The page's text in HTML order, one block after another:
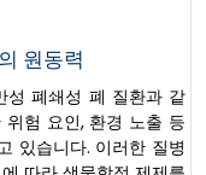
원동력
성 폐쇄성 폐 질환과 같
험 요인, 환경 노출 등
있습니다. 이러한 질병